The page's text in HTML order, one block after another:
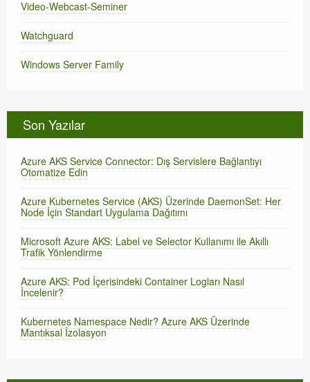
Video-Webcast-Seminer
Watchguard
Windows Server Family
Son Yazılar
Azure AKS Service Connector: Dış Servislere Bağlantıyı
Otomatize Edin
Azure Kubernetes Service (AKS) Üzerinde DaemonSet: Her
Node İçin Standart Uygulama Dağıtımı
Microsoft Azure AKS: Label ve Selector Kullanımı ile Akıllı
Trafik Yönlendirme
Azure AKS: Pod İçerisindeki Container Logları Nasıl
İncelenir?
Kubernetes Namespace Nedir? Azure AKS Üzerinde
Mantıksal İzolasyon